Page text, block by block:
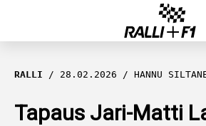
FORMULA 1
RALLI
RALLI 28.02.2026 HANNU
Tapaus Jari-Matti